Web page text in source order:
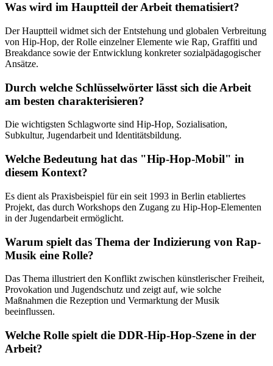
Was wird im Hauptteil der Arbeit thematisiert?
Der Hauptteil widmet sich der Entstehung und globalen Verbreitung
von Hip-Hop, der Rolle einzelner Elemente wie Rap, Graffiti und
Breakdance sowie der Entwicklung konkreter sozialpädagogischer
Ansätze.
Durch welche Schlüsselwörter lässt sich die Arbeit
am besten charakterisieren?
Die wichtigsten Schlagworte sind Hip-Hop, Sozialisation,
Subkultur, Jugendarbeit und Identitätsbildung.
Welche Bedeutung hat das "Hip-Hop-Mobil" in
diesem Kontext?
Es dient als Praxisbeispiel für ein seit 1993 in Berlin etabliertes
Projekt, das durch Workshops den Zugang zu Hip-Hop-Elementen
in der Jugendarbeit ermöglicht.
Warum spielt das Thema der Indizierung von Rap-
Musik eine Rolle?
Das Thema illustriert den Konflikt zwischen künstlerischer Freiheit,
Provokation und Jugendschutz und zeigt auf, wie solche
Maßnahmen die Rezeption und Vermarktung der Musik
beeinflussen.
Welche Rolle spielt die DDR-Hip-Hop-Szene in der
Arbeit?